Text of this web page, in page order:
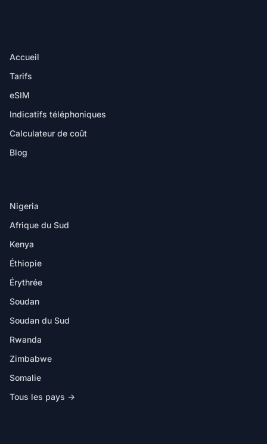
Accueil
Tarifs
eSIM
Indicatifs téléphoniques
Calculateur de coût
Blog
Nigeria
Afrique du Sud
Kenya
Éthiopie
Érythrée
Soudan
Soudan du Sud
Rwanda
Zimbabwe
Somalie
Tous les pays →